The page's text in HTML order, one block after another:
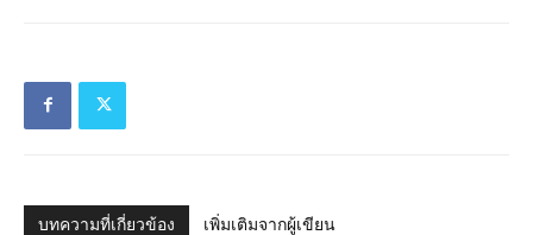
บทความที่เกี่ยวข้อง เพิ่มเติมจากผู้เขียน